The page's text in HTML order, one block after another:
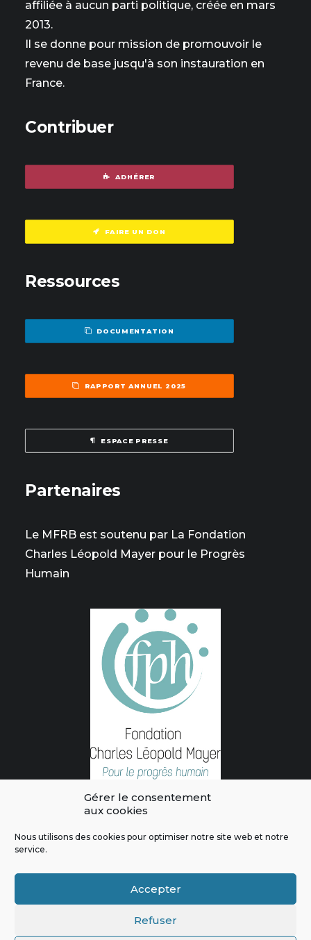
Gérer le consentement
aux cookies
Nous utilisons des cookies pour optimiser notre site web et notre
service.
Accepter
Refuser
affiliée à aucun parti politique, créée en mars
2013.
Il se donne pour mission de promouvoir le
revenu de base jusqu'à son instauration en
France.
Contribuer
ADHÉRER
FAIRE UN DON
Ressources
DOCUMENTATION
RAPPORT ANNUEL 2025
ESPACE PRESSE
Partenaires
Le MFRB est soutenu par La Fondation
Charles Léopold Mayer pour le Progrès
Humain
L'intégralité des contenus de ce site sont publiés sous licence
|Politique de confidentialité